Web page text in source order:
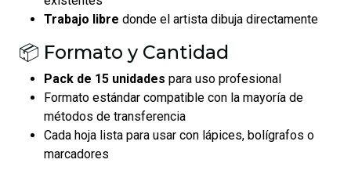
Trabajo libre donde el artista dibuja directamente
📦 Formato y Cantidad
Pack de 15 unidades para uso profesional
Formato estándar compatible con la mayoría de
métodos de transferencia
Cada hoja lista para usar con lápices, bolígrafos o
marcadores